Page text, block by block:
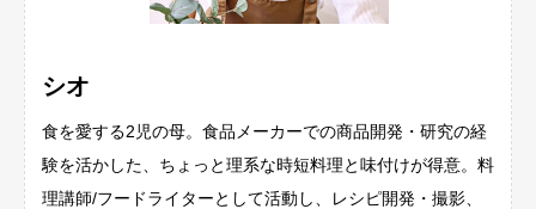
シオ
食を愛する2児の母。食品メーカーでの商品開発・研究の経
験を活かした、ちょっと理系な時短料理と味付けが得意。料
理講師/フードライターとして活動し、レシピ開発・撮影、